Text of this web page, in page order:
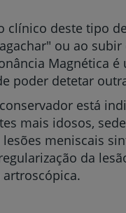
clínico deste tipo
ou ao
Magnética
poder detetar
está
mais idosos,
meniscais
da